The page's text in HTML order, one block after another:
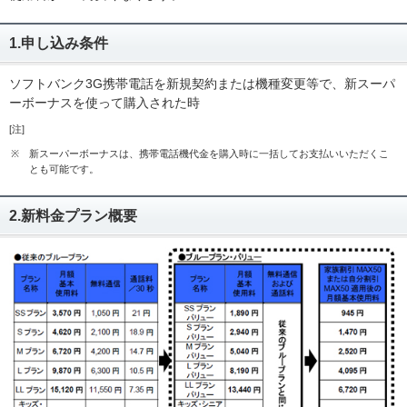
1.申し込み条件
ソフトバンク3G携帯電話を新規契約または機種変更等で、新スーパ
ーボーナスを使って購入された時
[注]
※
新スーパーボーナスは、携帯電話機代金を購入時に一括してお支払いいただくこ
とも可能です。
2.新料金プラン概要